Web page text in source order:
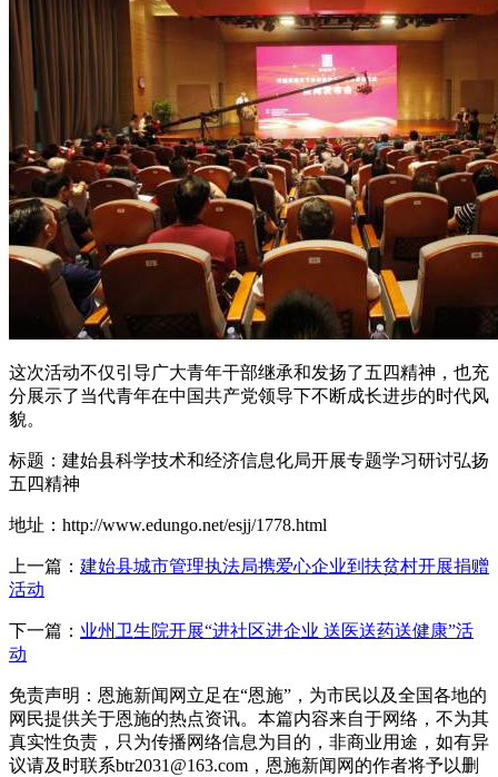
这次活动不仅引导广大青年干部继承和发扬了五四精神，也充
分展示了当代青年在中国共产党领导下不断成长进步的时代风
貌。
标题：建始县科学技术和经济信息化局开展专题学习研讨弘扬
五四精神
地址：http://www.edungo.net/esjj/1778.html
上一篇： 建始县城市管理执法局携爱心企业到扶贫村开展捐赠
活动
下一篇： 业州卫生院开展“进社区进企业 送医送药送健康”活
动
免责声明：恩施新闻网立足在“恩施”，为市民以及全国各地的
网民提供关于恩施的热点资讯。本篇内容来自于网络，不为其
真实性负责，只为传播网络信息为目的，非商业用途，如有异
议请及时联系btr2031@163.com，恩施新闻网的作者将予以删